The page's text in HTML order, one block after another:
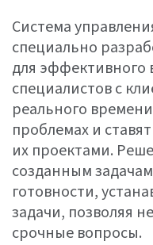
Система
специально
для эффективного
специалистов с
реального
проблемах и
их проектами.
созданным
готовности,
задачи, позволяя
срочные вопросы.